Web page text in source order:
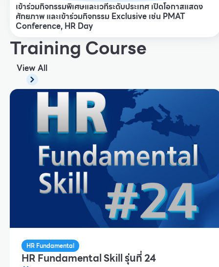
เข้าร่วมกิจกรรมพิเศษและเวทีระดับประเทศ เปิดโอกาสแสดง
ศักยภาพ และเข้าร่วมกิจกรรม Exclusive เช่น PMAT
Conference, HR Day
Training Course
View All
HR Fundamental
HR Fundamental Skill รุ่นที่ 24